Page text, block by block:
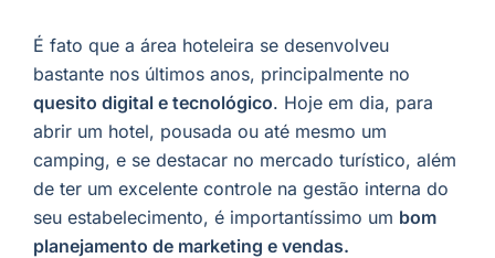
É fato que a área hoteleira se desenvolveu
bastante nos últimos anos, principalmente no
quesito digital e tecnológico. Hoje em dia, para
abrir um hotel, pousada ou até mesmo um
camping, e se destacar no mercado turístico, além
de ter um excelente controle na gestão interna do
seu estabelecimento, é importantíssimo um bom
planejamento de marketing e vendas.